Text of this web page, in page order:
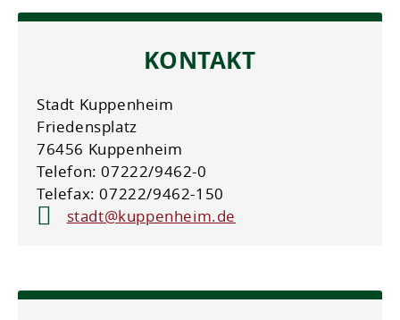
KONTAKT
Stadt Kuppenheim
Friedensplatz
76456 Kuppenheim
Telefon: 07222/9462-0
Telefax: 07222/9462-150
stadt@kuppenheim.de